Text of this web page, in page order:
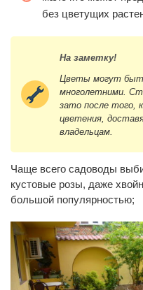
без цветущих
На заметку!
Цветы могут
многолетними.
зато после того,
цветения,
владельцам.
Чаще всего садоводы
кустовые розы, даже
большой популярностью;